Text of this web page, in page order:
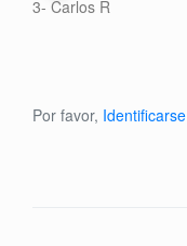
3- Carlos R
Por favor, Identificarse